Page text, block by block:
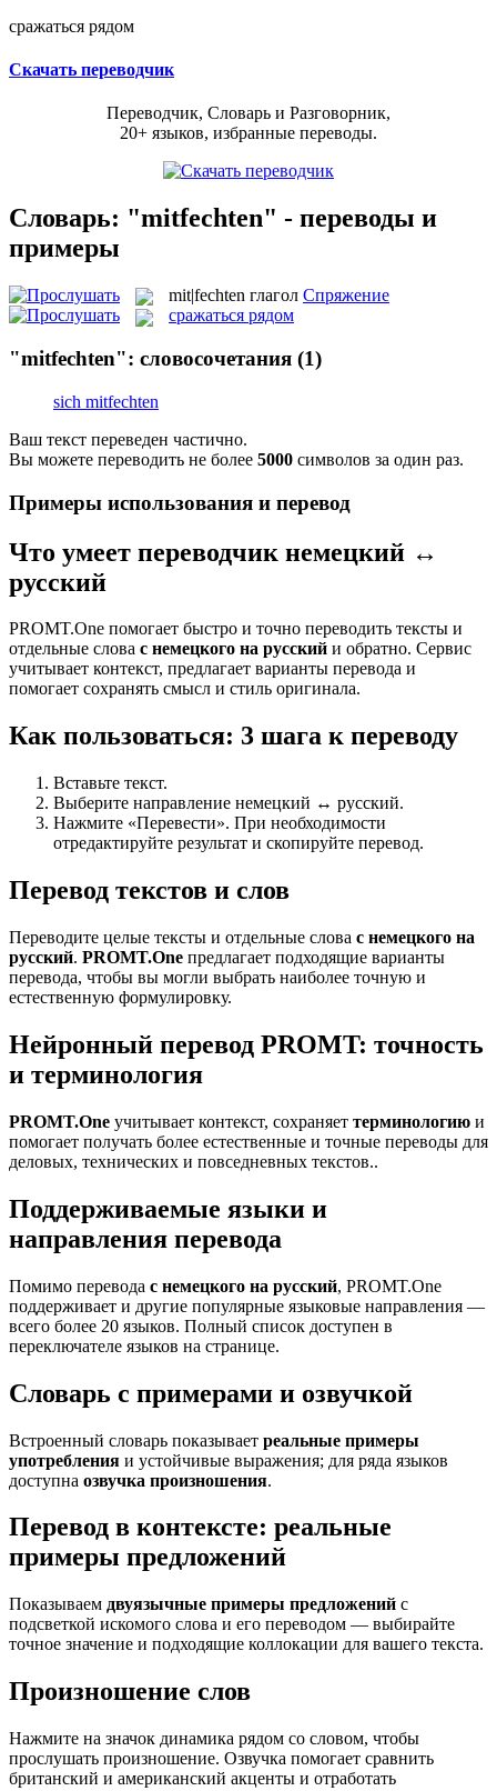
сражаться рядом
Скачать переводчик
Переводчик, Словарь и Разговорник,
20+ языков, избранные переводы.
Словарь: "mitfechten" - переводы и
примеры
mit|fechten глагол Спряжение
сражаться рядом
"mitfechten": словосочетания (1)
sich mitfechten
Ваш текст переведен частично.
Вы можете переводить не более 5000 символов за один раз.
Примеры использования и перевод
Что умеет переводчик немецкий ↔
русский
PROMT.One помогает быстро и точно переводить тексты и
отдельные слова с немецкого на русский и обратно. Сервис
учитывает контекст, предлагает варианты перевода и
помогает сохранять смысл и стиль оригинала.
Как пользоваться: 3 шага к переводу
Вставьте текст.
Выберите направление немецкий ↔ русский.
Нажмите «Перевести». При необходимости
отредактируйте результат и скопируйте перевод.
Перевод текстов и слов
Переводите целые тексты и отдельные слова с немецкого на
русский. PROMT.One предлагает подходящие варианты
перевода, чтобы вы могли выбрать наиболее точную и
естественную формулировку.
Нейронный перевод PROMT: точность
и терминология
PROMT.One учитывает контекст, сохраняет терминологию и
помогает получать более естественные и точные переводы для
деловых, технических и повседневных текстов..
Поддерживаемые языки и
направления перевода
Помимо перевода с немецкого на русский, PROMT.One
поддерживает и другие популярные языковые направления —
всего более 20 языков. Полный список доступен в
переключателе языков на странице.
Словарь с примерами и озвучкой
Встроенный словарь показывает реальные примеры
употребления и устойчивые выражения; для ряда языков
доступна озвучка произношения.
Перевод в контексте: реальные
примеры предложений
Показываем двуязычные примеры предложений с
подсветкой искомого слова и его переводом — выбирайте
точное значение и подходящие коллокации для вашего текста.
Произношение слов
Нажмите на значок динамика рядом со словом, чтобы
прослушать произношение. Озвучка помогает сравнить
британский и американский акценты и отработать